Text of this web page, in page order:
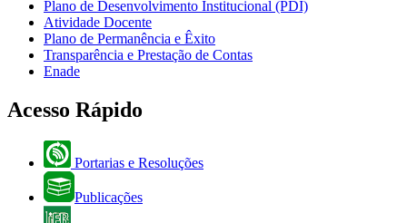
Plano de Desenvolvimento Institucional (PDI)
Atividade Docente
Plano de Permanência e Êxito
Transparência e Prestação de Contas
Enade
Acesso Rápido
Portarias e Resoluções
Publicações